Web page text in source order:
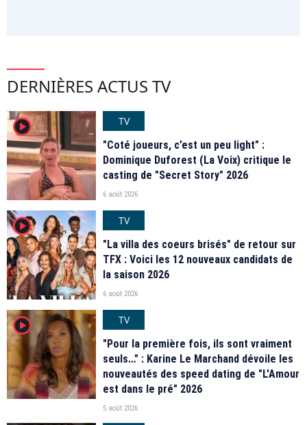
DERNIÈRES ACTUS TV
player2
TV
"Coté joueurs, c’est un peu light" :
Dominique Duforest (La Voix) critique le
casting de "Secret Story" 2026
6 août 2026
player2
TV
"La villa des coeurs brisés" de retour sur
TFX : Voici les 12 nouveaux candidats de
la saison 2026
6 août 2026
player2
TV
"Pour la première fois, ils sont vraiment
seuls…" : Karine Le Marchand dévoile les
nouveautés des speed dating de "L'Amour
est dans le pré" 2026
5 août 2026